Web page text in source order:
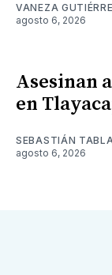
VANEZA
agosto 6, 2026
Asesinan
en
SEBASTIÁN
agosto 6, 2026